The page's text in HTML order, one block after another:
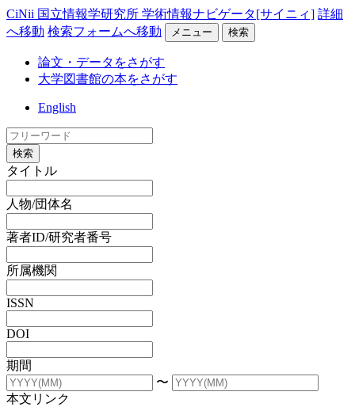
CiNii 国立情報学研究所 学術情報ナビゲータ[サイニィ] 詳細
へ移動 検索フォームへ移動 メニュー 検索
論文・データをさがす
大学図書館の本をさがす
English
検索
タイトル
人物/団体名
著者ID/研究者番号
所属機関
ISSN
DOI
期間
〜
本文リンク